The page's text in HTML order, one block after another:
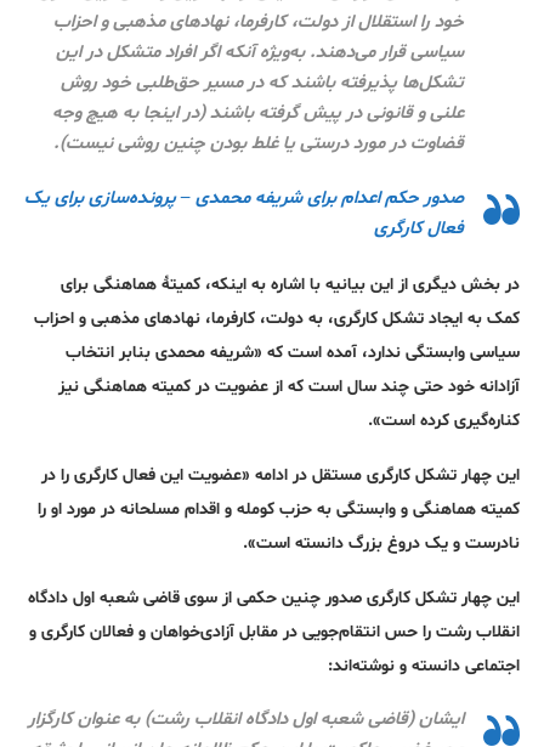
خود را استقلال از دولت، کارفرما، نهادهای مذهبی و احزاب
سیاسی قرار می‌دهند. به‌ویژه آنکه اگر افراد متشکل در این
تشکل‌ها پذیرفته باشند که در مسیر حق‌طلبی خود روش
علنی و قانونی در پیش گرفته باشند (در اینجا به هیچ وجه
قضاوت در مورد درستی یا غلط بودن چنین روشی نیست).
صدور حکم اعدام برای شریفه محمدی – پرونده‌سازی برای یک
فعال کارگری
در بخش دیگری از این بیانیه با اشاره به اینکه، کمیتۀ هماهنگی برای
کمک به ایجاد تشکل کارگری، به دولت، کارفرما، نهادهای مذهبی و احزاب
سیاسی وابستگی ندارد، آمده است که «شریفه محمدی بنابر انتخاب
آزادانه خود حتی چند سال است که از عضویت در کمیته هماهنگی نیز
کناره‌گیری کرده است».
این چهار تشکل کارگری مستقل در ادامه «عضویت این فعال کارگری را در
کمیته هماهنگی و وابستگی به حزب کومله و اقدام مسلحانه در مورد او را
نادرست و یک دروغ بزرگ دانسته است».
این چهار تشکل کارگری صدور چنین حکمی از سوی قاضی شعبه اول دادگاه
انقلاب رشت را حس انتقام‌جویی در مقابل آزادی‌خواهان و فعالان کارگری و
اجتماعی دانسته‌ و نوشته‌اند:
ایشان (قاضی شعبه اول دادگاه انقلاب رشت) به عنوان کارگزار